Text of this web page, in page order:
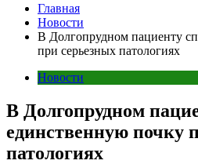
Главная
Новости
В Долгопрудном пациенту
при серьезных патологиях
Новости
В Долгопрудном
единственную почку
патологиях